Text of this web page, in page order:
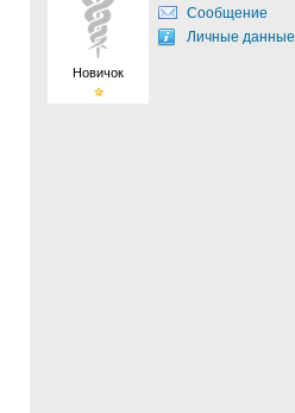
Новичок
Сообщение
Личные данные